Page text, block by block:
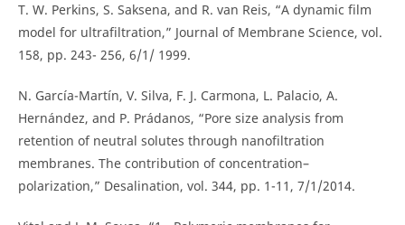
T. W. Perkins, S. Saksena, and R. van Reis, “A dynamic film
model for ultrafiltration,” Journal of Membrane Science, vol.
158, pp. 243- 256, 6/1/ 1999.
N. García-Martín, V. Silva, F. J. Carmona, L. Palacio, A.
Hernández, and P. Prádanos, “Pore size analysis from
retention of neutral solutes through nanofiltration
membranes. The contribution of concentration–
polarization,” Desalination, vol. 344, pp. 1-11, 7/1/2014.